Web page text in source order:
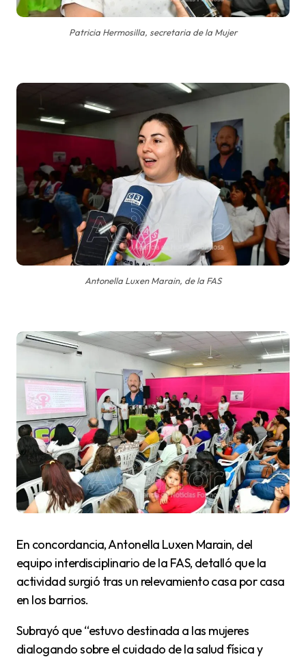
Patricia Hermosilla, secretaria de la Mujer
Antonella Luxen Marain, de la FAS
En concordancia, Antonella Luxen Marain, del
equipo interdisciplinario de la FAS, detalló que la
actividad surgió tras un relevamiento casa por casa
en los barrios.
Subrayó que “estuvo destinada a las mujeres
dialogando sobre el cuidado de la salud física y